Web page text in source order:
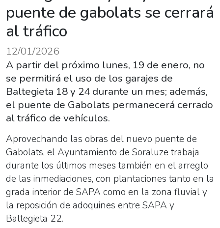
puente de gabolats se cerrará
al tráfico
12/01/2026
A partir del próximo lunes, 19 de enero, no
se permitirá el uso de los garajes de
Baltegieta 18 y 24 durante un mes; además,
el puente de Gabolats permanecerá cerrado
al tráfico de vehículos.
Aprovechando las obras del nuevo puente de
Gabolats, el Ayuntamiento de Soraluze trabaja
durante los últimos meses también en el arreglo
de las inmediaciones, con plantaciones tanto en la
grada interior de SAPA como en la zona fluvial y
la reposición de adoquines entre SAPA y
Baltegieta 22.